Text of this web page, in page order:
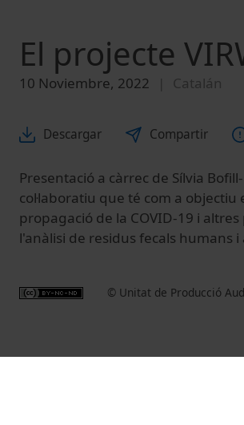
El projecte
10 Noviembre, 2022 Catalán
Descargar Compartir
Presentació a càrrec de Sílvia
col·laboratiu que té com a
propagació de la COVID-19 i
l'anàlisi de residus fecals humans i
© Unitat de Producció